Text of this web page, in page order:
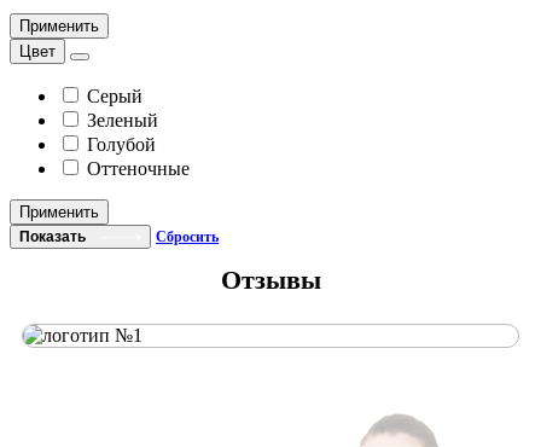
Применить
Цвет
Серый
Зеленый
Голубой
Оттеночные
Применить
Показать Сбросить
Отзывы